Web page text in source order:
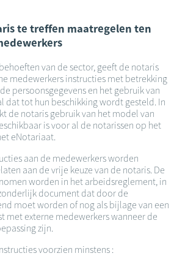
te treffen maatregelen ten
van de sector, geeft de notaris
medewerkers instructies met betrekking
persoonsgegevens en het gebruik van
dat tot hun beschikking wordt gesteld. In
de notaris gebruik van het model van
is voor al de notarissen op het
eNotariaat.
aan de medewerkers worden
aan de vrije keuze van de notaris. De
worden in het arbeidsreglement, in
document dat door de
moet worden of nog als bijlage van een
met externe medewerkers wanneer de
zijn.
voorzien minstens :